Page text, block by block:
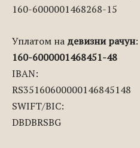
160-6000001468268-15
Уплатом на девизни рачун:
160-6000001468451-48
IBAN:
RS35160600000146845148
SWIFT/BIC:
DBDBRSBG